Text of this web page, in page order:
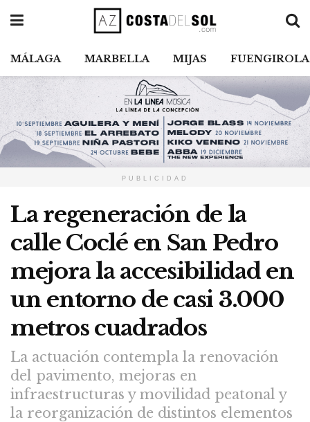
MÁLAGA MARBELLA MIJAS FUENGIROLA
PUBLICIDAD
La regeneración de la
calle Coclé en San Pedro
mejora la accesibilidad en
un entorno de casi 3.000
metros cuadrados
La actuación contempla la renovación
del pavimento, mejoras en
infraestructuras y movilidad peatonal y
la reorganización de distintos elementos